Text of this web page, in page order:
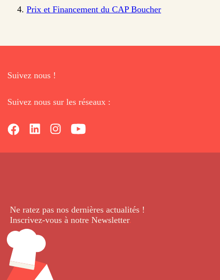
Prix et Financement du CAP Boucher
Suivez nous !
Suivez nous sur les réseaux :
Ne ratez pas nos dernières actualités !
Inscrivez-vous à notre Newsletter.